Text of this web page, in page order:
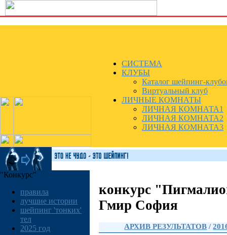
СИСТЕМА
КЛУБЫ
Каталог шейпинг-
Виртуальный клуб
ЛИЧНЫЕ КОМНАТЫ
ЛИЧНАЯ КОМНАТА1
ЛИЧНАЯ КОМНАТА2
ЛИЧНАЯ КОМНАТА3
"Конкурс"
правила
лучшие истории
шейпинг 'тонких'
тел
2025 год
конкурс
Гмир София
АРХИВ РЕЗУЛЬТАТОВ /